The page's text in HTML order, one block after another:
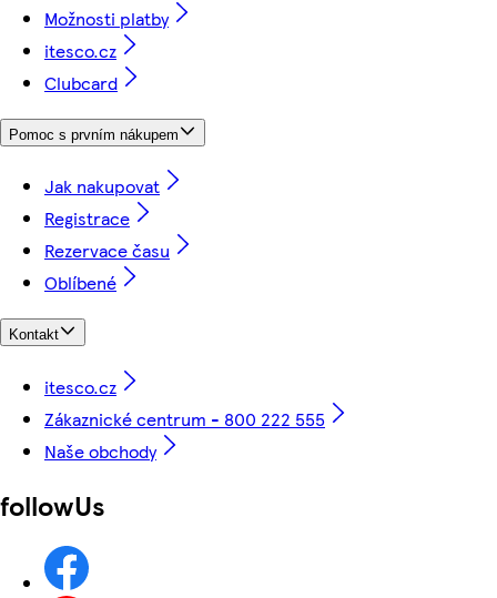
Možnosti platby
itesco.cz
Clubcard
Pomoc s prvním nákupem
Jak nakupovat
Registrace
Rezervace času
Oblíbené
Kontakt
itesco.cz
Zákaznické centrum - 800 222 555
Naše obchody
followUs